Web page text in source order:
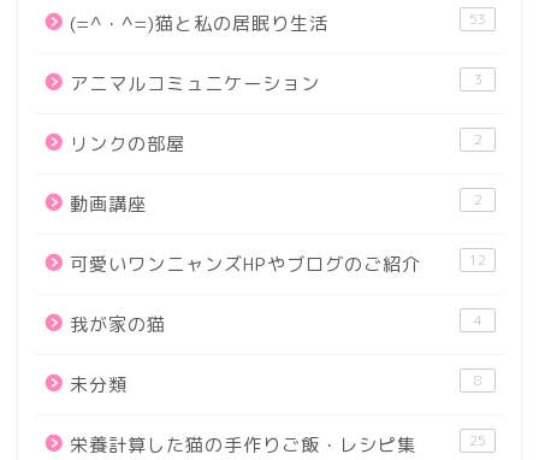
(=^・^=)猫と私の居眠り生活 53
アニマルコミュニケーション 3
リンクの部屋 2
動画講座 2
可愛いワンニャンズHPやブログのご紹介 12
我が家の猫 4
未分類 8
栄養計算した猫の手作りご飯・レシピ集 25